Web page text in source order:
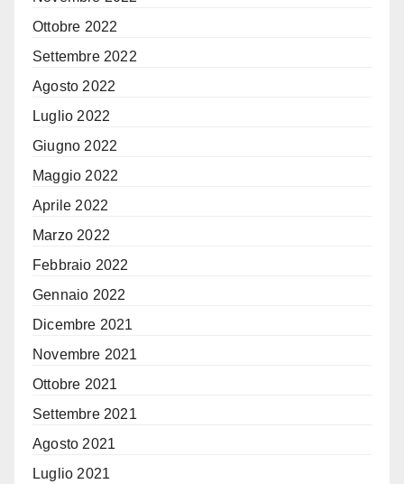
Ottobre 2022
Settembre 2022
Agosto 2022
Luglio 2022
Giugno 2022
Maggio 2022
Aprile 2022
Marzo 2022
Febbraio 2022
Gennaio 2022
Dicembre 2021
Novembre 2021
Ottobre 2021
Settembre 2021
Agosto 2021
Luglio 2021